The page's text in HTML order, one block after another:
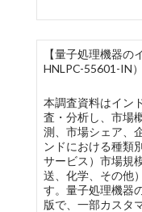
【量子処理機器の
HNLPC-55601-IN）
本調査資料はイン
査・分析し、市場
測、市場シェア、
ンドにおける種類
サービス）市場規
送、化学、その他
す。量子処理機器
版で、一部カスタ